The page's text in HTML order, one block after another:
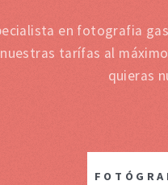
en fotografia
tarífas al
quieras